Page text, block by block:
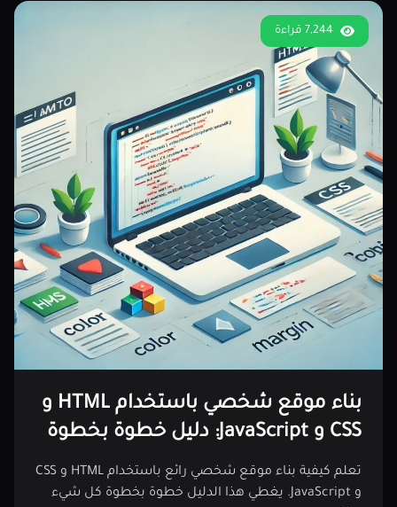
7,244 قراءة
بناء موقع شخصي باستخدام HTML و
CSS و JavaScript: دليل خطوة بخطوة
تعلم كيفية بناء موقع شخصي رائع باستخدام HTML و CSS
و JavaScript. يغطي هذا الدليل خطوة بخطوة كل شيء